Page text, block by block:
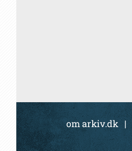
om arkiv.dk |